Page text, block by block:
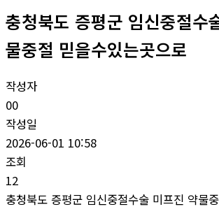
충청북도 증평군 임신중절수
물중절 믿을수있는곳으로
작성자
00
작성일
2026-06-01 10:58
조회
12
충청북도 증평군 임신중절수술 미프진 약물